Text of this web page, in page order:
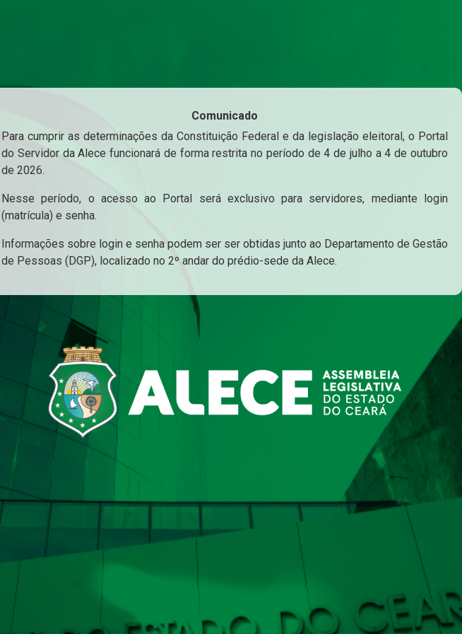
Comunicado
Para cumprir as determinações da Constituição Federal e da legislação eleitoral, o Portal
do Servidor da Alece funcionará de forma restrita no período de 4 de julho a 4 de outubro
de 2026.
Nesse período, o acesso ao Portal será exclusivo para servidores, mediante login
(matrícula) e senha.
Informações sobre login e senha podem ser ser obtidas junto ao Departamento de Gestão
de Pessoas (DGP), localizado no 2º andar do prédio-sede da Alece.